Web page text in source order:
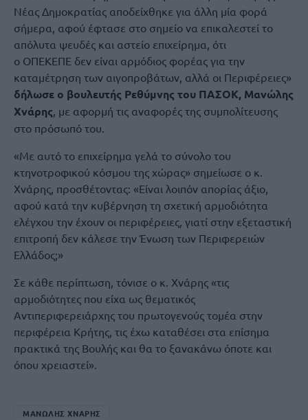
Νέας Δημοκρατίας αποδείχθηκε για άλλη μία φορά
σήμερα, αφού έφτασε στο σημείο να επικαλεστεί το
απόλυτα ψευδές και αστείο επιχείρημα, ότι
ο ΟΠΕΚΕΠΕ δεν είναι αρμόδιος φορέας για την
καταμέτρηση των αιγοπροβάτων, αλλά οι Περιφέρειες»
δήλωσε ο βουλευτής Ρεθύμνης του ΠΑΣΟΚ, Μανώλης
Χνάρης, με αφορμή τις αναφορές της συμπολίτευσης
στο πρόσωπό του.
«Με αυτό το επιχείρημα γελά το σύνολο του
κτηνοτροφικού κόσμου της χώρας» σημείωσε ο κ.
Χνάρης, προσθέτοντας: «Είναι λοιπόν απορίας άξιο,
αφού κατά την κυβέρνηση τη σχετική αρμοδιότητα
ελέγχου την έχουν οι περιφέρειες, γιατί στην εξεταστική
επιτροπή δεν κάλεσε την Ένωση των Περιφερειών
Ελλάδος;»
Σε κάθε περίπτωση, τόνισε ο κ. Χνάρης «τις
αρμοδιότητες που είχα ως θεματικός
Αντιπεριφερειάρχης του πρωτογενούς τομέα στην
περιφέρεια Κρήτης, τις έχω καταθέσει στα επίσημα
πρακτικά της Βουλής και θα το ξανακάνω όποτε και
όπου χρειαστεί».
ΜΑΝΩΛΗΣ ΧΝΑΡΗΣ